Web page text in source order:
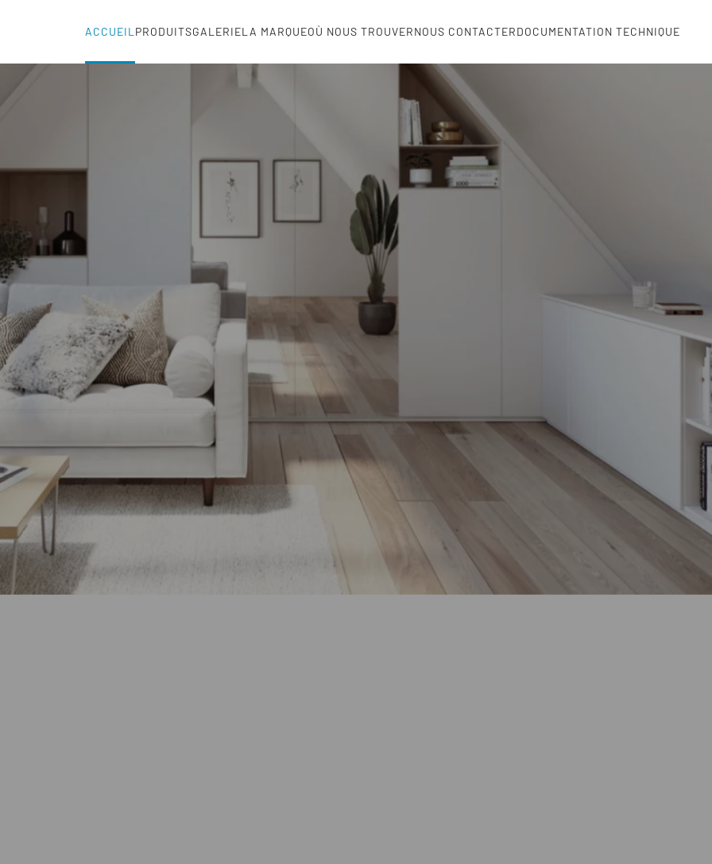
ACCUEIL PRODUITSGALERIELA MARQUEOÙ NOUS TROUVERNOUS CONTACTERDOCUMENTATION TECHNIQUE